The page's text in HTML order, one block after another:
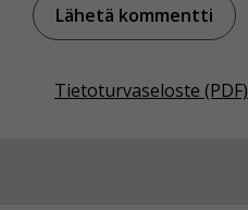
Tietoturvaseloste (PDF)